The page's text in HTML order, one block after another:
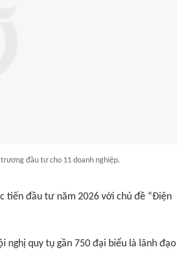
đầu tư cho 11 doanh nghiệp.
tiến đầu tư năm 2026 với chủ đề “Điện
nghị quy tụ gần 750 đại biểu là lãnh đạo